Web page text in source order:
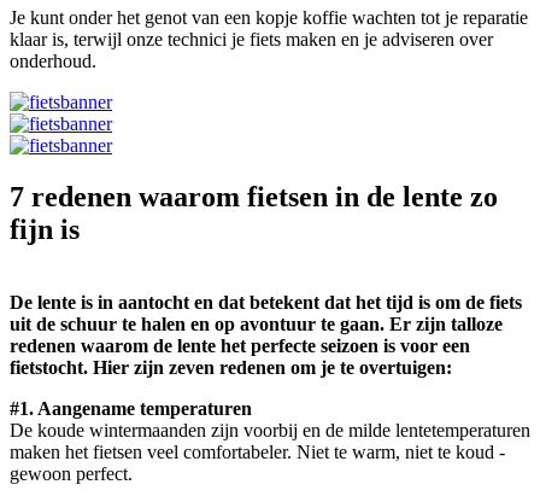
Je kunt onder het genot van een kopje koffie wachten tot je reparatie
klaar is, terwijl onze technici je fiets maken en je adviseren over
onderhoud.
7 redenen waarom fietsen in de lente zo
fijn is
De lente is in aantocht en dat betekent dat het tijd is om de fiets
uit de schuur te halen en op avontuur te gaan. Er zijn talloze
redenen waarom de lente het perfecte seizoen is voor een
fietstocht. Hier zijn zeven redenen om je te overtuigen:
#1. Aangename temperaturen
De koude wintermaanden zijn voorbij en de milde lentetemperaturen
maken het fietsen veel comfortabeler. Niet te warm, niet te koud -
gewoon perfect.